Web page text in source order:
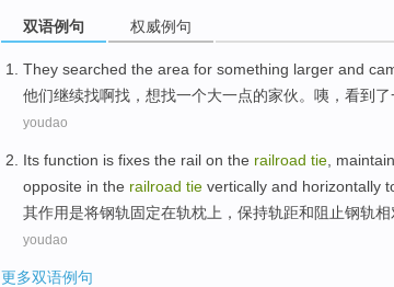
双语例句 权威例句
They searched the area for something larger and
他们继续找啊找，想找一个大一点的家伙。咦，看到了
youdao
Its function is fixes the rail on the railroad tie
opposite in the railroad tie vertically and horizontally
其作用是将钢轨 固定在轨枕上 ， 保持轨距和阻止钢轨相
youdao
更多双语例句